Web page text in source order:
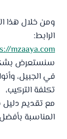
ومن خلال هذا
الرابط:
mzaaya.com/
سنستعرض
في الجبيل،
تكلفة التركيب،
مع تقديم
المناسبة